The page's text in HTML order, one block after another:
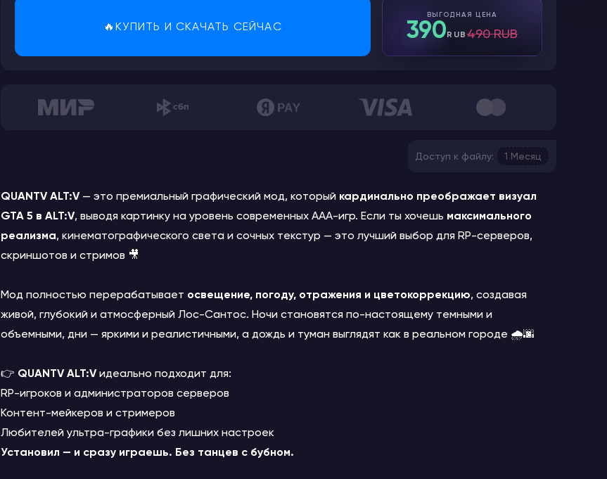
🔥КУПИТЬ И СКАЧАТЬ СЕЙЧАС
ВЫГОДНАЯ ЦЕНА
390RUB490 RUB
Доступ к файлу: 1 Месяц
QUANTV ALT:V— это премиальный графический мод, который кардинально преображает визуал
GTA 5 в ALT:V, выводя картинку на уровень современных AAA-игр. Если ты хочешь максимального
реализма, кинематографического света и сочных текстур — это лучший выбор для RP-серверов,
скриншотов и стримов 🎥
Мод полностью перерабатывает освещение, погоду, отражения и цветокоррекцию, создавая
живой, глубокий и атмосферный Лос-Сантос. Ночи становятся по-настоящему темными и
объемными, дни — яркими и реалистичными, а дождь и туман выглядят как в реальном городе 🌧️🌆
👉 QUANTV ALT:Vидеально подходит для:
RP-игроков и администраторов серверов
Контент-мейкеров и стримеров
Любителей ультра-графики без лишних настроек
Установил — и сразу играешь. Без танцев с бубном.